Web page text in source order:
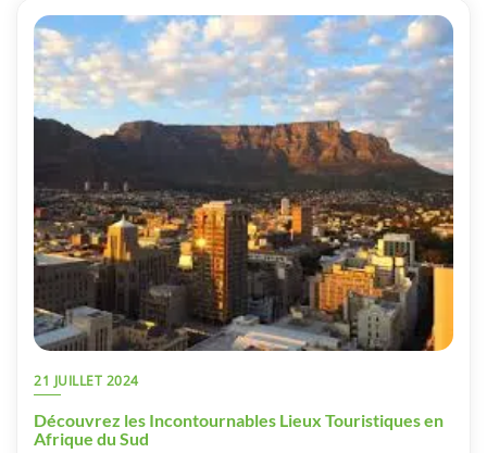
21 JUILLET 2024
Découvrez les Incontournables Lieux Touristiques en
Afrique du Sud